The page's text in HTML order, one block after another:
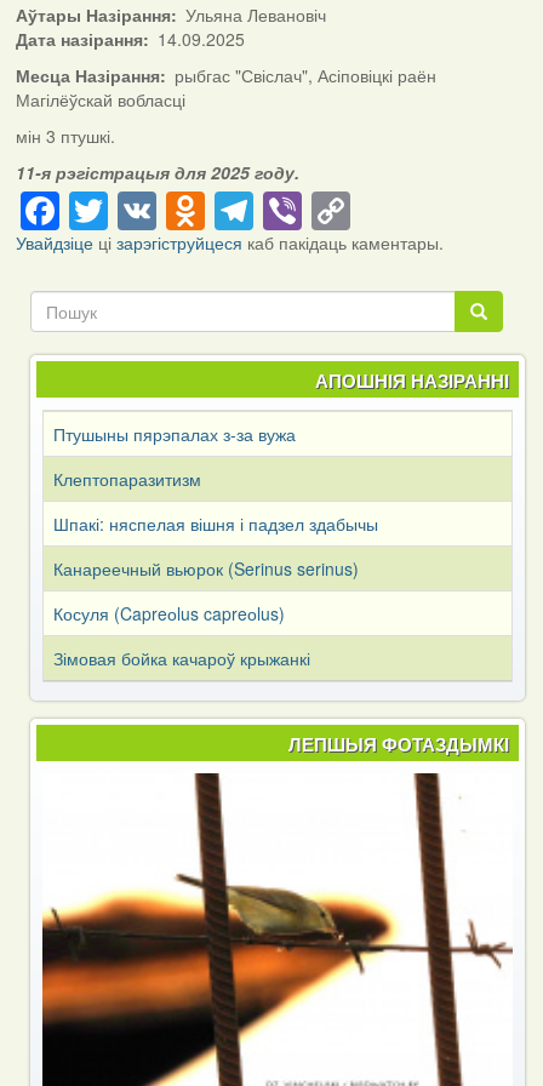
Аўтары Назірання
Ульяна Левановіч
Дата назірання
14.09.2025
Месца Назірання
рыбгас "Свіслач", Асіповіцкі раён
Магілёўскай вобласці
мін 3 птушкі.
11-я рэгістрацыя для 2025 году.
Facebook
Twitter
VKOdnoklassniki
Telegram
ViberCopy
Link
Увайдзіцеці зарэгіструйцеся каб пакідаць каментары.
Пошук
Пошук
АПОШНІЯ НАЗІРАННІ
Птушыны пярэпалах з-за вужа
Клептопаразитизм
Шпакі: няспелая вішня і падзел здабычы
Канареечный вьюрок (Serinus serinus)
Косуля (Capreоlus capreоlus)
Зімовая бойка качароў крыжанкі
ЛЕПШЫЯ ФОТАЗДЫМКІ